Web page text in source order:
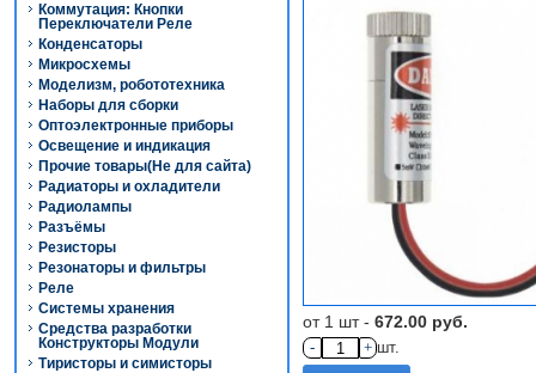
Коммутация: Кнопки
Переключатели Реле
Конденсаторы
Микросхемы
Моделизм, робототехника
Наборы для сборки
Оптоэлектронные приборы
Освещение и индикация
Прочие товары(Не для сайта)
Радиаторы и охладители
Радиолампы
Разъёмы
Резисторы
Резонаторы и фильтры
Реле
Системы хранения
Средства разработки
Конструкторы Модули
Тиристоры и симисторы
от 1 шт - 672.00 руб.
- + шт.